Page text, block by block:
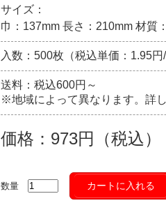
サイズ：
巾：137mm 長さ：210mm 材質
入数：500枚（税込単価：1.95円/
送料：税込600円～
※地域によって異なります。詳
価格：973円（税込）
数量 カートに入れる